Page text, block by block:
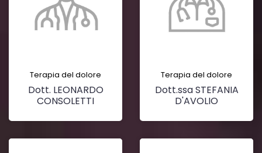
Terapia del dolore
Dott. LEONARDO
CONSOLETTI
Terapia del dolore
Dott.ssa STEFANIA
D'AVOLIO